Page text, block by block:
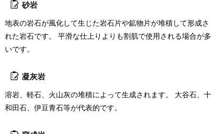
砂岩
地表の岩石が風化して生じた岩石片や鉱物片が堆積して形成さ
れた岩石です。 平滑な仕上りよりも割肌で使用される場合が多
いです。
凝灰岩
溶岩、軽石、火山灰の堆積によって生成されます。 大谷石、十
和田石、伊豆青石等が代表的です。